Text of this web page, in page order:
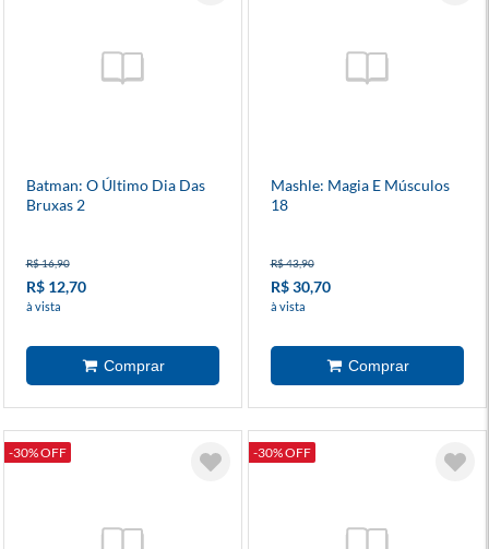
Batman: O Último Dia Das
Bruxas 2
R$ 16,90
R$ 12,70
à vista
Mashle: Magia E Músculos
18
R$ 43,90
R$ 30,70
à vista
-30% OFF -30% OFF